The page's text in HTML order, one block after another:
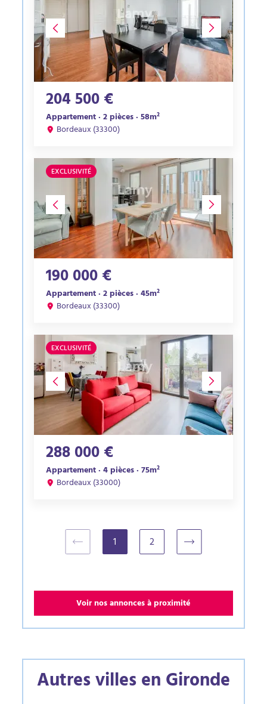
204 500 €
Appartement · 2 pièces · 58m²
Bordeaux (33300)
EXCLUSIVITÉ
190 000 €
Appartement · 2 pièces · 45m²
Bordeaux (33300)
EXCLUSIVITÉ
288 000 €
Appartement · 4 pièces · 75m²
Bordeaux (33000)
1(current)2
Voir nos annonces à proximité
Autres villes en Gironde